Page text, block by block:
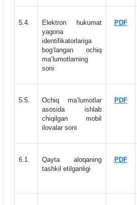
5.4.
Elektron hukumat
yagona
identifikatorlariga
bog‘langan ochiq
maʼlumotlarning
soni
PDF
5.5.
Ochiq maʼlumotlar
asosida ishlab
chiqilgan mobil
ilovalar soni
PDF
6.1.
Qayta aloqaning
tashkil etilganligi
PDF